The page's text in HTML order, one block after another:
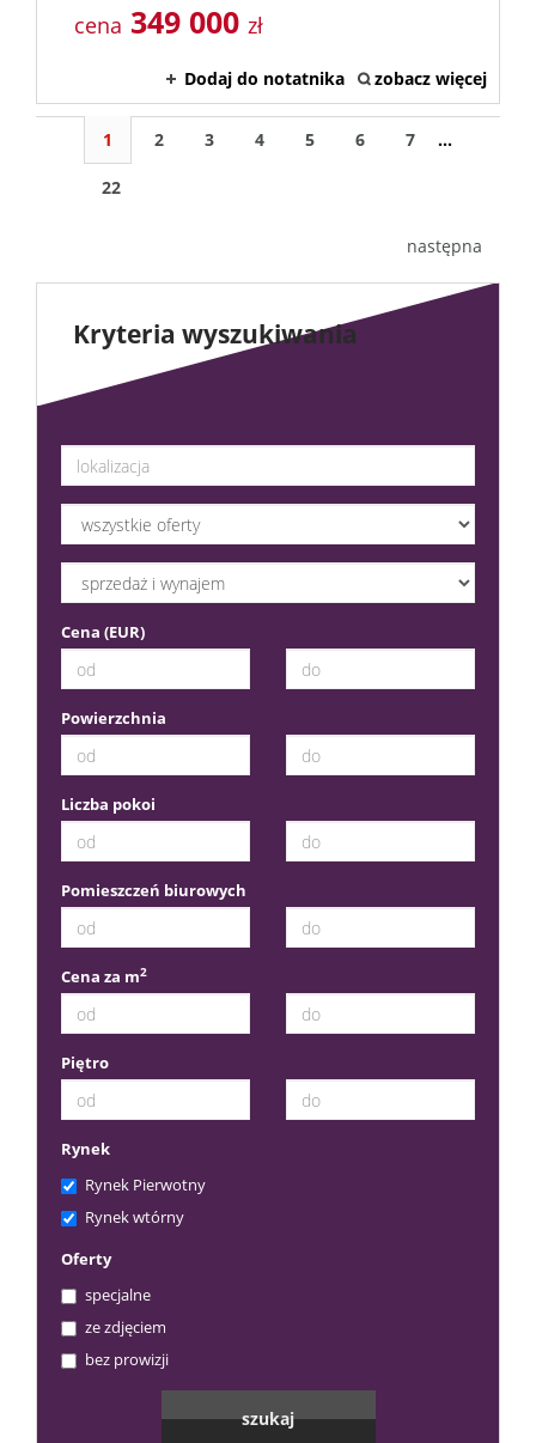
cena 349 000 zł
Dodaj do notatnika zobacz więcej
1 2 3 4 5 6 7 ...
22
następna
Kryteria wyszukiwania
Cena (EUR)
Powierzchnia
Liczba pokoi
Pomieszczeń biurowych
Cena za m2
Piętro
Rynek
Rynek Pierwotny
Rynek wtórny
Oferty
specjalne
ze zdjęciem
bez prowizji